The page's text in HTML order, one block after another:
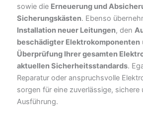
sowie die Erneuerung und
Sicherungskästen. Ebenso
Installation neuer Leitungen, den
beschädigter Elektrokomponenten
Überprüfung Ihrer gesamten
aktuellen Sicherheitsstandards.
Reparatur oder anspruchsvolle
sorgen für eine zuverlässige,
Ausführung.